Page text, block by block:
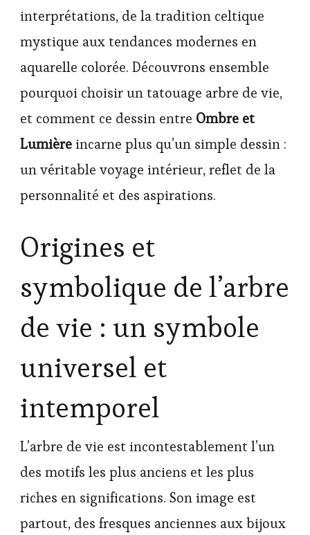
interprétations, de la tradition celtique
mystique aux tendances modernes en
aquarelle colorée. Découvrons ensemble
pourquoi choisir un tatouage arbre de vie,
et comment ce dessin entre Ombre et
Lumièreincarne plus qu’un simple dessin :
un véritable voyage intérieur, reflet de la
personnalité et des aspirations.
Origines et
symbolique de l’arbre
de vie : un symbole
universel et
intemporel
L’arbre de vie est incontestablement l’un
des motifs les plus anciens et les plus
riches en significations. Son image est
partout, des fresques anciennes aux bijoux